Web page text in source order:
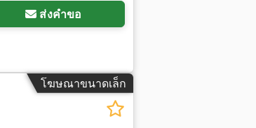
ส่งคำขอ
โฆษณาขนาดเล็ก